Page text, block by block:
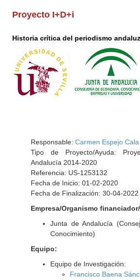
Proyecto I+D+i
Historia crítica del periodismo andaluz
Responsable: Carmen Espejo Cala
Tipo de Proyecto/Ayuda:
Andalucía 2014-2020
Referencia: US-1253132
Fecha de Inicio: 01-02-2020
Fecha de Finalización: 30-04-2022
Empresa/Organismo
Junta de Andalucía
Conocimiento)
Equipo:
Equipo de Investigación:
Francisco Baena